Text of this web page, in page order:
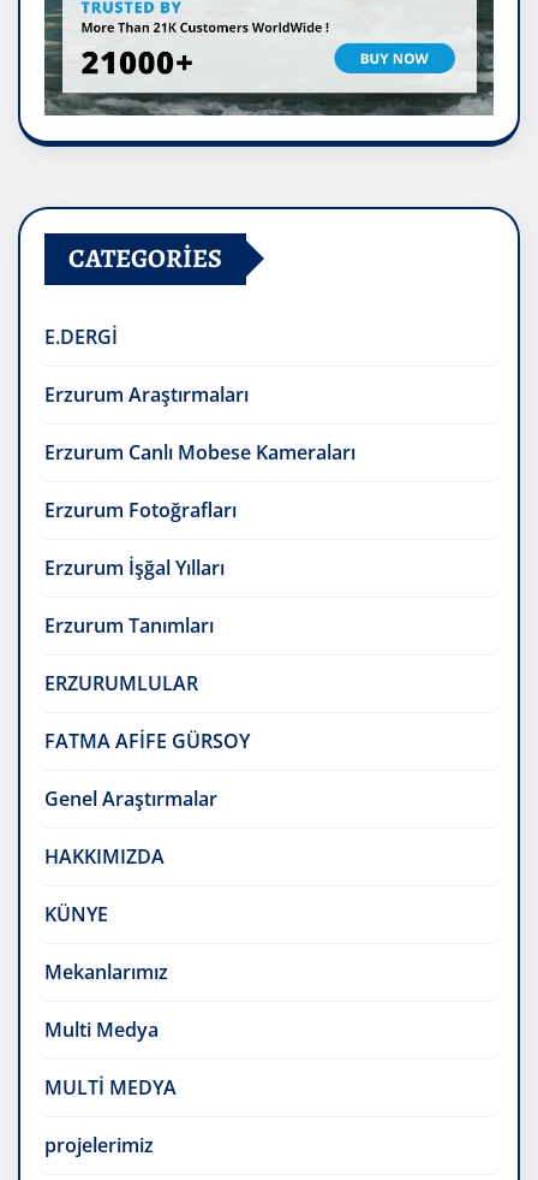
CATEGORIES
E.DERGİ
Erzurum Araştırmaları
Erzurum Canlı Mobese Kameraları
Erzurum Fotoğrafları
Erzurum İşğal Yılları
Erzurum Tanımları
ERZURUMLULAR
FATMA AFİFE GÜRSOY
Genel Araştırmalar
HAKKIMIZDA
KÜNYE
Mekanlarımız
Multi Medya
MULTİ MEDYA
projelerimiz